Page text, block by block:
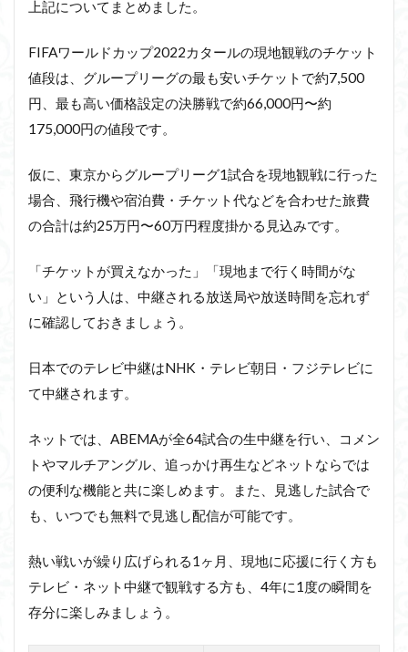
上記についてまとめました。
FIFAワールドカップ2022カタールの現地観戦のチケット
値段は、グループリーグの最も安いチケットで約7,500
円、最も高い価格設定の決勝戦で約66,000円〜約
175,000円の値段です。
仮に、東京からグループリーグ1試合を現地観戦に行った
場合、飛行機や宿泊費・チケット代などを合わせた旅費
の合計は約25万円〜60万円程度掛かる見込みです。
「チケットが買えなかった」「現地まで行く時間がな
い」という人は、中継される放送局や放送時間を忘れず
に確認しておきましょう。
日本でのテレビ中継はNHK・テレビ朝日・フジテレビに
て中継されます。
ネットでは、ABEMAが全64試合の生中継を行い、コメン
トやマルチアングル、追っかけ再生などネットならでは
の便利な機能と共に楽しめます。また、見逃した試合で
も、いつでも無料で見逃し配信が可能です。
熱い戦いが繰り広げられる1ヶ月、現地に応援に行く方も
テレビ・ネット中継で観戦する方も、4年に1度の瞬間を
存分に楽しみましょう。